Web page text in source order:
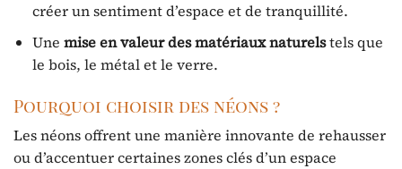
créer un sentiment d’espace et de tranquillité.
Une mise en valeur des matériaux naturelstels que
le bois, le métal et le verre.
Pourquoi choisir des néons ?
Les néons offrent une manière innovante de rehausser
ou d’accentuer certaines zones clés d’un espace